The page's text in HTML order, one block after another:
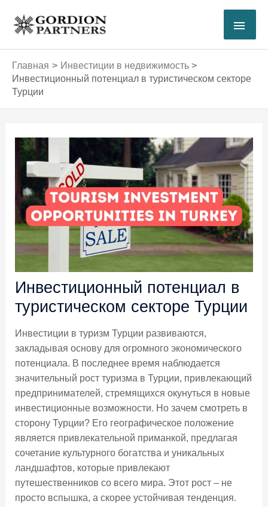
содержимому
Главная
Инвестиции в недвижимость
Инвестиционный потенциал в туристическом секторе
Турции
Инвестиционный потенциал в
туристическом секторе Турции
Инвестиции в туризм Турции развиваются,
закладывая основу для огромного экономического
потенциала. В последнее время наблюдается
значительный рост туризма в Турции, привлекающий
предпринимателей, стремящихся окунуться в новые
инвестиционные возможности. Но зачем смотреть в
сторону Турции? Его географическое положение
является привлекательной приманкой, предлагая
сочетание культурного богатства и уникальных
ландшафтов, которые привлекают
путешественников со всего мира. Этот рост – не
просто вспышка, а скорее устойчивая тенденция.
записям